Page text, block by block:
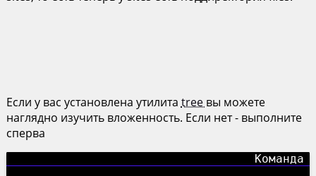
Если у вас установлена утилита tree вы можете
наглядно изучить вложенность. Если нет - выполните
сперва